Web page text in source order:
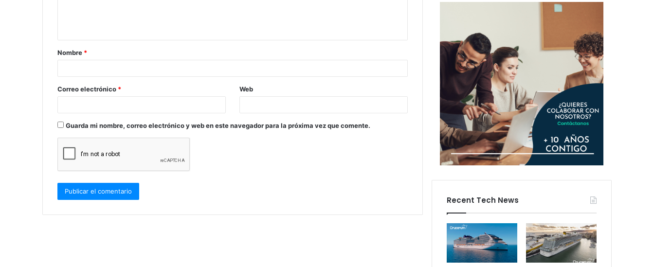
a
r
*
Nombre *
Correo electrónico * Web
Guarda mi nombre, correo electrónico y web en este navegador para la próxima vez que comente.
Recent Tech News